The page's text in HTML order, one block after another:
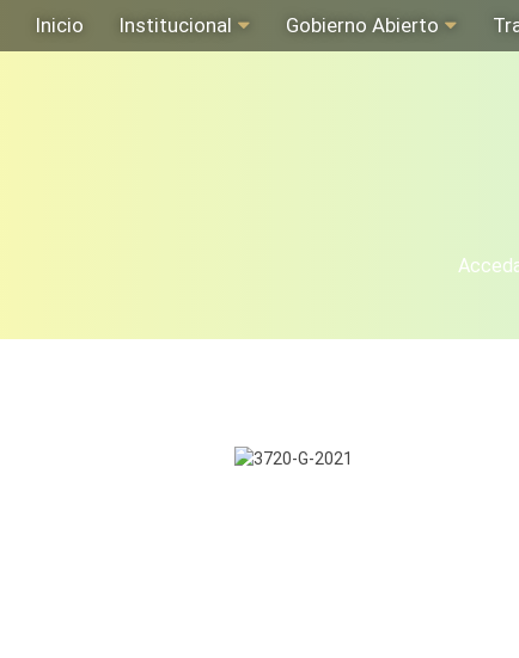
Inicio Institucional Gobierno Abierto